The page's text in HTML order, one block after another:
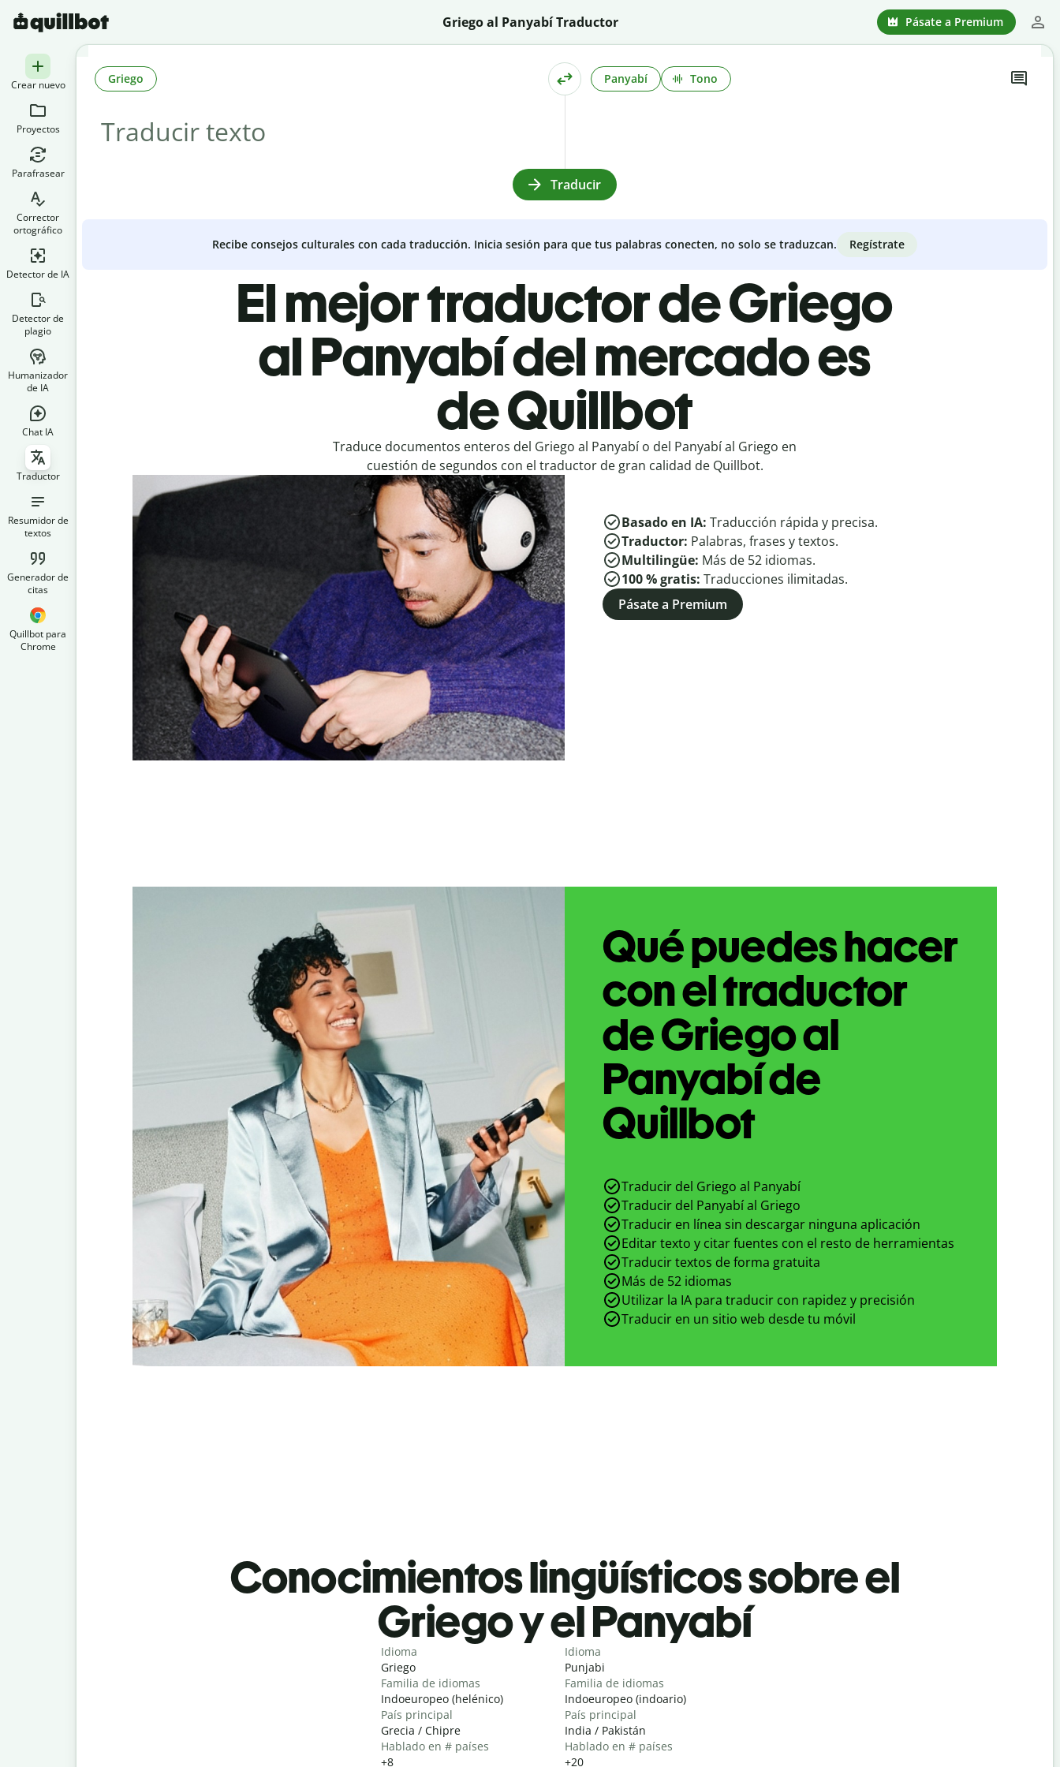
Griego al Panyabí Traductor Pásate a Premium
Crear nuevo
Proyectos
Parafrasear
Corrector
ortográfico
Detector de IA
Detector de
plagio
Humanizador
de IA
Chat IA
Traductor
Resumidor de
textos
Generador de
citas
Quillbot para
Chrome
Griego Panyabí Tono
Traducir
Recibe consejos culturales con cada traducción. Inicia sesión para que tus palabras conecten, no solo se traduzcan. Regístrate
El mejor traductor de Griego
al Panyabí del mercado es
de Quillbot
Traduce documentos enteros del Griego al Panyabí o del Panyabí al Griego en
cuestión de segundos con el traductor de gran calidad de Quillbot.
Basado en IA: Traducción rápida y precisa.
Traductor: Palabras, frases y textos.
Multilingüe: Más de 52 idiomas.
100 % gratis: Traducciones ilimitadas.
Pásate a Premium
Qué puedes hacer
con el traductor
de Griego al
Panyabí de
Quillbot
Traducir del Griego al Panyabí
Traducir del Panyabí al Griego
Traducir en línea sin descargar ninguna aplicación
Editar texto y citar fuentes con el resto de herramientas
Traducir textos de forma gratuita
Más de 52 idiomas
Utilizar la IA para traducir con rapidez y precisión
Traducir en un sitio web desde tu móvil
Conocimientos lingüísticos sobre el
Griego y el Panyabí
Idioma
Griego
Familia de idiomas
Indoeuropeo (helénico)
País principal
Grecia / Chipre
Hablado en # países
+8
Idioma
Punjabi
Familia de idiomas
Indoeuropeo (indoario)
País principal
India / Pakistán
Hablado en # países
+20